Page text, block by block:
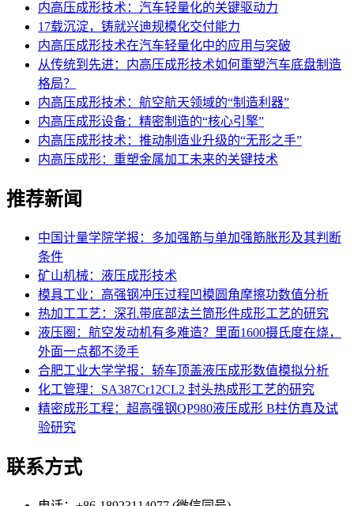
内高压成形技术：汽车轻量化的关键驱动力
17载沉淀，铸就兴迪规模化交付能力
内高压成形技术在汽车轻量化中的应用与突破
从传统到先进：内高压成形技术如何重塑汽车底盘制造
格局？
内高压成形技术：航空航天领域的“制造利器”
内高压成形设备：精密制造的“核心引擎”
内高压成形技术：推动制造业升级的“无形之手”
内高压成形：重塑金属加工未来的关键技术
推荐新闻
中国计量学院学报：多加强筋与单加强筋胀形及其判断
条件
矿山机械：液压成形技术
模具工业：高强钢冲压过程凹模圆角摩擦功数值分析
热加工工艺：深孔带底部法兰筒形件成形工艺的研究
液压圈：航空发动机有多难造？里面1600摄氏度在烧，
外面一点都不烫手
合肥工业大学学报：轿车顶盖液压成形数值模拟分析
化工管理：SA387Cr12CL2 封头热成形工艺的研究
精密成形工程：超高强钢QP980液压成形 B柱仿真及试
验研究
联系方式